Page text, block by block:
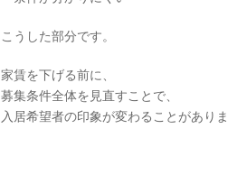
こうした部分です。
家賃を下げる前に、
募集条件全体を見直すことで、
入居希望者の印象が変わることがありま